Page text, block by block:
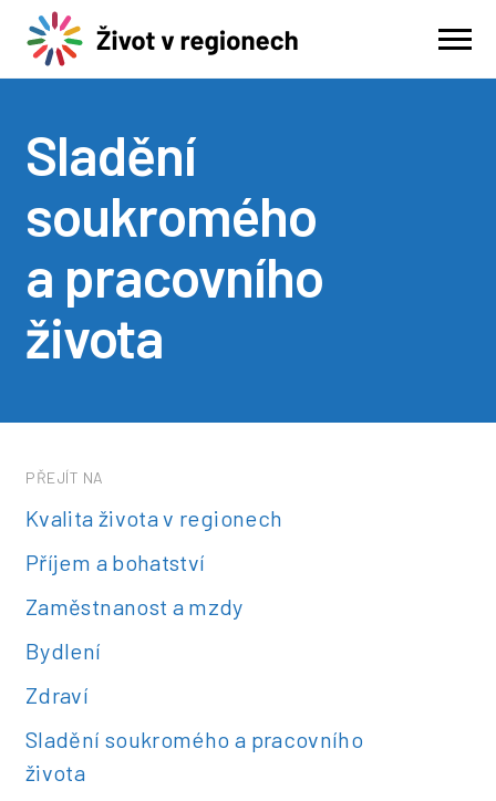
Sladění
soukromého
a pracovního
života
PŘEJÍT NA
Kvalita života v regionech
Příjem a bohatství
Zaměstnanost a mzdy
Bydlení
Zdraví
Sladění soukromého a pracovního
života